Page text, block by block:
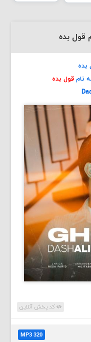
قول بده
بده
نام قول بده
کد پخش آنلاین
MP3 320